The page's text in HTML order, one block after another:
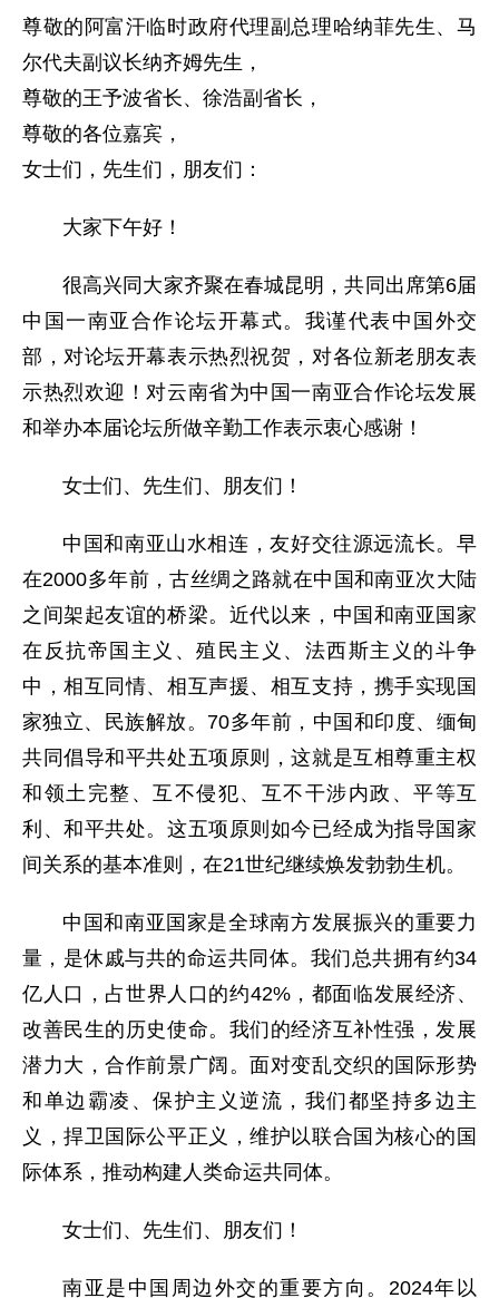
尊敬的阿富汗临时政府代理副总理哈纳菲先生、马
尔代夫副议长纳齐姆先生，
尊敬的王予波省长、徐浩副省长，
尊敬的各位嘉宾，
女士们，先生们，朋友们：
大家下午好！
很高兴同大家齐聚在春城昆明，共同出席第6届
中国一南亚合作论坛开幕式。我谨代表中国外交
部，对论坛开幕表示热烈祝贺，对各位新老朋友表
示热烈欢迎！对云南省为中国一南亚合作论坛发展
和举办本届论坛所做辛勤工作表示衷心感谢！
女士们、先生们、朋友们！
中国和南亚山水相连，友好交往源远流长。早
在2000多年前，古丝绸之路就在中国和南亚次大陆
之间架起友谊的桥梁。近代以来，中国和南亚国家
在反抗帝国主义、殖民主义、法西斯主义的斗争
中，相互同情、相互声援、相互支持，携手实现国
家独立、民族解放。70多年前，中国和印度、缅甸
共同倡导和平共处五项原则，这就是互相尊重主权
和领土完整、互不侵犯、互不干涉内政、平等互
利、和平共处。这五项原则如今已经成为指导国家
间关系的基本准则，在21世纪继续焕发勃勃生机。
中国和南亚国家是全球南方发展振兴的重要力
量，是休戚与共的命运共同体。我们总共拥有约34
亿人口，占世界人口的约42%，都面临发展经济、
改善民生的历史使命。我们的经济互补性强，发展
潜力大，合作前景广阔。面对变乱交织的国际形势
和单边霸凌、保护主义逆流，我们都坚持多边主
义，捍卫国际公平正义，维护以联合国为核心的国
际体系，推动构建人类命运共同体。
女士们、先生们、朋友们！
南亚是中国周边外交的重要方向。2024年以